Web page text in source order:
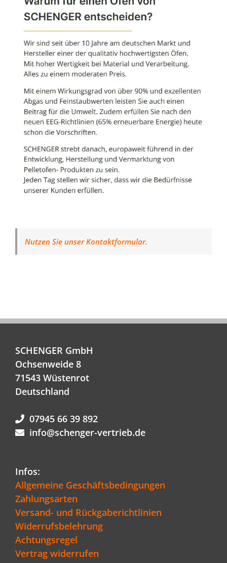
Nutzen Sie unser Kontaktformular.
SCHENGER GmbH
Ochsenweide 8
71543 Wüstenrot
Deutschland
07945 66 39 892
info@schenger-vertrieb.de
Infos:
Allgemeine Geschäftsbedingungen
Zahlungsarten
Versand- und Rückgaberichtlinien
Widerrufsbelehrung
Achtungsregel
Vertrag widerrufen